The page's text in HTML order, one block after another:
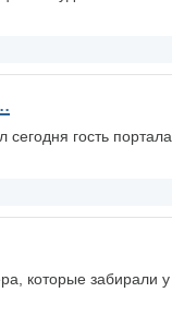
сегодня гость
которые